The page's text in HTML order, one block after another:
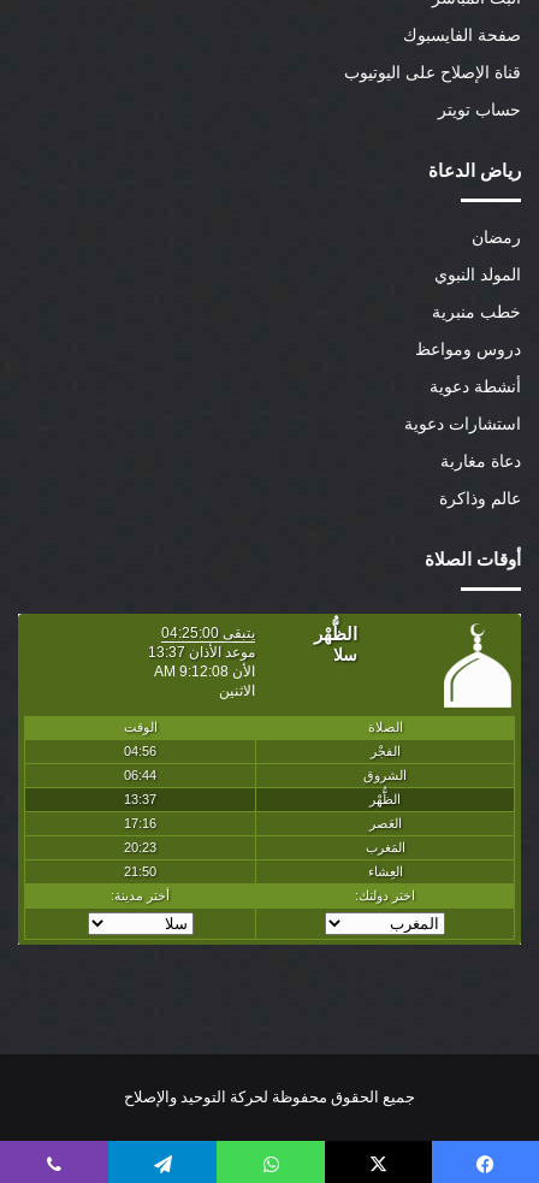
صفحة الفايسبوك
قناة الإصلاح على اليوتيوب
حساب تويتر
رياض الدعاة
رمضان
المولد النبوي
خطب منبرية
دروس ومواعظ
أنشطة دعوية
استشارات دعوية
دعاة مغاربة
عالم وذاكرة
أوقات الصلاة
جميع الحقوق محفوظة لحركة التوحيد والإصلاح